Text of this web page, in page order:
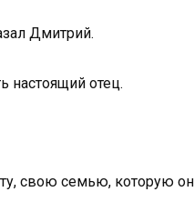
Дмитрий.
настоящий отец.
свою семью, которую